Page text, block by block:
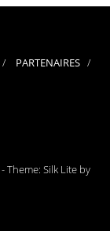
PARTENAIRES
-Theme: Silk Lite by